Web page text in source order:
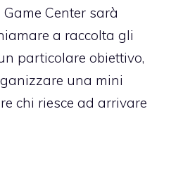
Center sarà
a raccolta gli
particolare obiettivo,
una mini
chi riesce ad arrivare